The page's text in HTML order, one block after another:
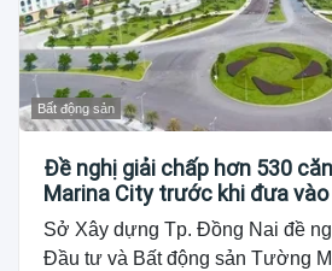
Bất động sản
Đề nghị giải chấp hơn 530
Marina City trước khi đưa
Sở Xây dựng Tp. Đồng Nai đề
Đầu tư và Bất động sản Tường